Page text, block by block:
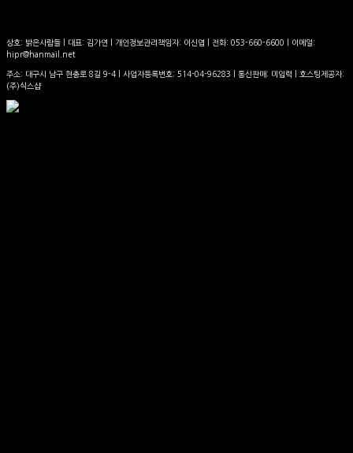
상호: 밝은사람들 | 대표: 김가연 | 개인정보관리책임자: 이신엽 | 전화: 053-660-6600 | 이메일:
hipr@hanmail.net
주소: 대구시 남구 현충로 8길 9-4 | 사업자등록번호: 514-04-96283 | 통신판매: 미입력 | 호스팅제공자:
(주)식스샵